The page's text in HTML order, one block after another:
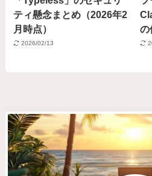
ティ懸念まとめ（2026年2
月時点）
2026/02/13
の